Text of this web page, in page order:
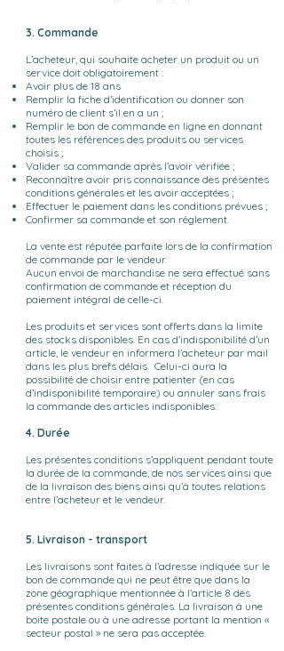
3. Commande
L’acheteur, qui souhaite acheter un produit ou un
service doit obligatoirement :
Avoir plus de 18 ans
Remplir la fiche d’identification ou donner son
numéro de client s’il en a un ;
Remplir le bon de commande en ligne en donnant
toutes les références des produits ou services
choisis ;
Valider sa commande après l’avoir vérifiée ;
Reconnaître avoir pris connaissance des présentes
conditions générales et les avoir acceptées ;
Effectuer le paiement dans les conditions prévues ;
Confirmer sa commande et son règlement.
La vente est réputée parfaite lors de la confirmation
de commande par le vendeur.
Aucun envoi de marchandise ne sera effectué sans
confirmation de commande et réception du
paiement intégral de celle-ci.
Les produits et services sont offerts dans la limite
des stocks disponibles. En cas d’indisponibilité d’un
article, le vendeur en informera l’acheteur par mail
dans les plus brefs délais. Celui-ci aura la
possibilité de choisir entre patienter (en cas
d’indisponibilité temporaire) ou annuler sans frais
la commande des articles indisponibles.
4. Durée
Les présentes conditions s’appliquent pendant toute
la durée de la commande, de nos services ainsi que
de la livraison des biens ainsi qu’à toutes relations
entre l’acheteur et le vendeur.
5. Livraison - transport
Les livraisons sont faites à l’adresse indiquée sur le
bon de commande qui ne peut être que dans la
zone géographique mentionnée à l’article 8 des
présentes conditions générales. La livraison à une
boite postale ou à une adresse portant la mention «
secteur postal » ne sera pas acceptée.